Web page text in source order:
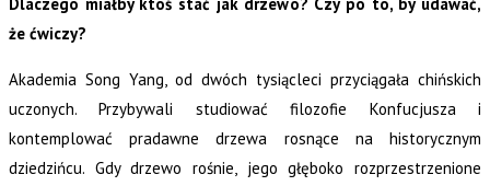
że ćwiczy?
Akademia Song Yang, od dwóch tysiącleci przyciągała chińskich
uczonych. Przybywali studiować filozofie Konfucjusza i
kontemplować pradawne drzewa rosnące na historycznym
dziedzińcu. Gdy drzewo rośnie, jego głęboko rozprzestrzenione